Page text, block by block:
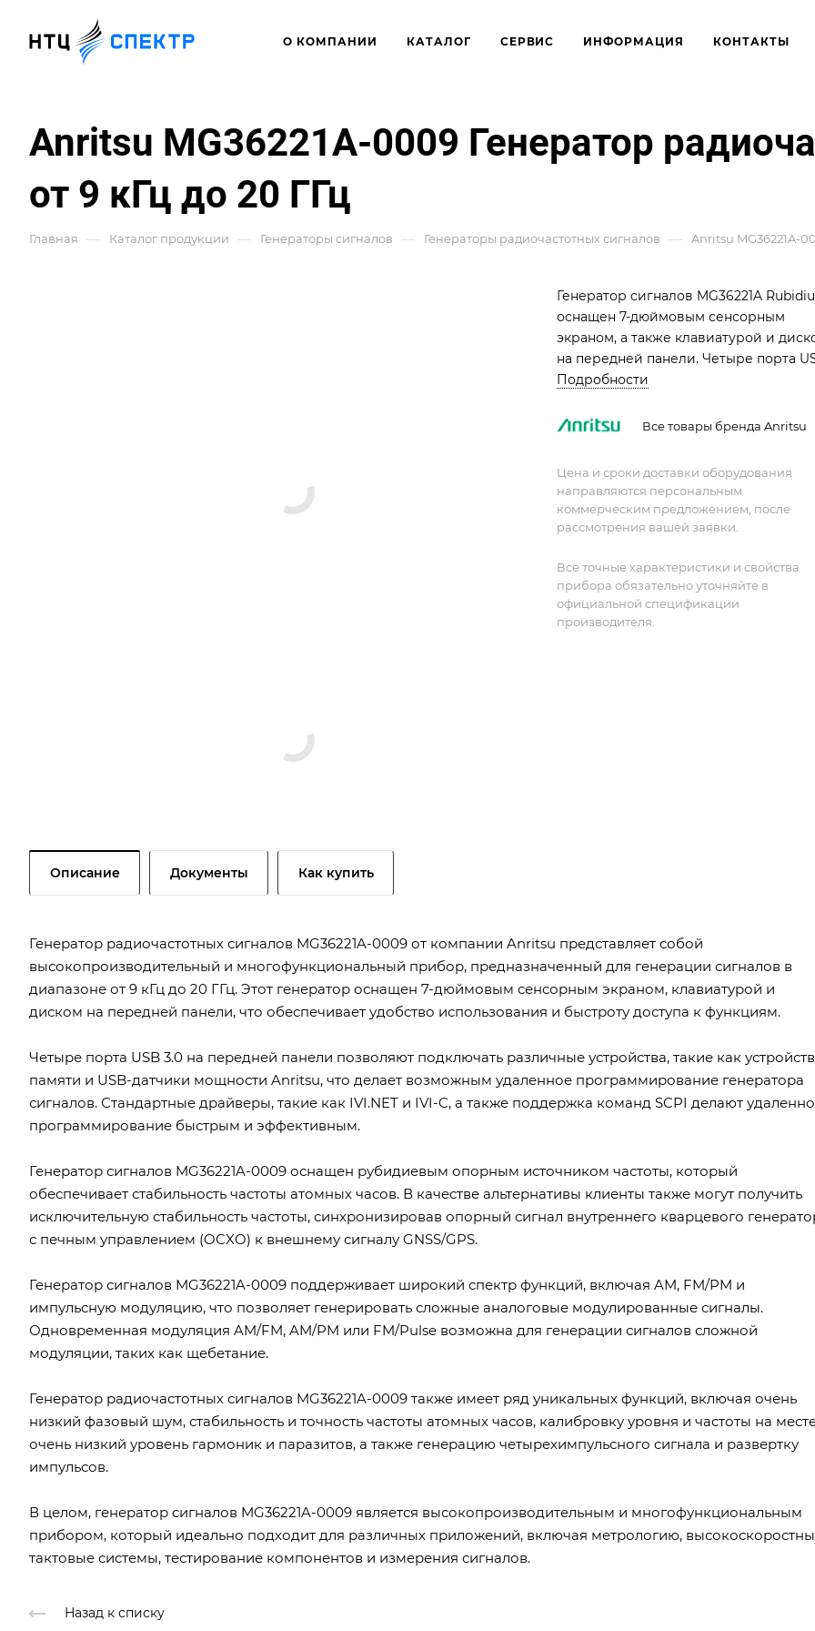
О КОМПАНИИ КАТАЛОГ СЕРВИС ИНФОРМАЦИЯ КОНТАКТЫ
Anritsu MG36221A-0009 Генератор
от 9 кГц до 20 ГГц
Главная — Каталог продукции — Генераторы сигналов — Генераторы радиочастотных сигналов — Anritsu MG36221A-
Генератор сигналов MG36221A
оснащен 7-дюймовым сенсорным
экраном, а также клавиатурой и
на передней панели. Четыре порта
3.0 на передней панели позволяют
такие как устройства памяти и USB-
драйверы, такие как IVI.NET и IVI-C, а
также поддержка команд SCPI делают
удаленное программирование
Rubidium быстрым и эффективным.
на задней панели РЧ-выход
Подробности
Все товары бренда Anritsu
Цена и сроки доставки оборудования
направляются персональным
коммерческим предложением, после
рассмотрения вашей заявки.
Все точные характеристики и свойства
прибора обязательно уточняйте в
официальной спецификации
производителя.
Описание Документы Как купить
Генератор радиочастотных сигналов MG36221A-0009 от компании Anritsu представляет собой
высокопроизводительный и многофункциональный прибор, предназначенный для генерации сигналов в
диапазоне от 9 кГц до 20 ГГц. Этот генератор оснащен 7-дюймовым сенсорным экраном, клавиатурой и
диском на передней панели, что обеспечивает удобство использования и быстроту доступа к функциям.
Четыре порта USB 3.0 на передней панели позволяют подключать различные устройства, такие как
памяти и USB-датчики мощности Anritsu, что делает возможным удаленное программирование генератора
сигналов. Стандартные драйверы, такие как IVI.NET и IVI-C, а также поддержка команд SCPI делают
программирование быстрым и эффективным.
Генератор сигналов MG36221A-0009 оснащен рубидиевым опорным источником частоты, который
обеспечивает стабильность частоты атомных часов. В качестве альтернативы клиенты также могут получить
исключительную стабильность частоты, синхронизировав опорный сигнал внутреннего кварцевого
с печным управлением (OCXO) к внешнему сигналу GNSS/GPS.
Генератор сигналов MG36221A-0009 поддерживает широкий спектр функций, включая AM, FM/PM и
импульсную модуляцию, что позволяет генерировать сложные аналоговые модулированные сигналы.
Одновременная модуляция AM/FM, AM/PM или FM/Pulse возможна для генерации сигналов сложной
модуляции, таких как щебетание.
Генератор радиочастотных сигналов MG36221A-0009 также имеет ряд уникальных функций, включая очень
низкий фазовый шум, стабильность и точность частоты атомных часов, калибровку уровня и частоты на
очень низкий уровень гармоник и паразитов, а также генерацию четырехимпульсного сигнала и развертку
импульсов.
В целом, генератор сигналов MG36221A-0009 является высокопроизводительным и многофункциональным
прибором, который идеально подходит для различных приложений, включая метрологию,
тактовые системы, тестирование компонентов и измерения сигналов.
Назад к списку